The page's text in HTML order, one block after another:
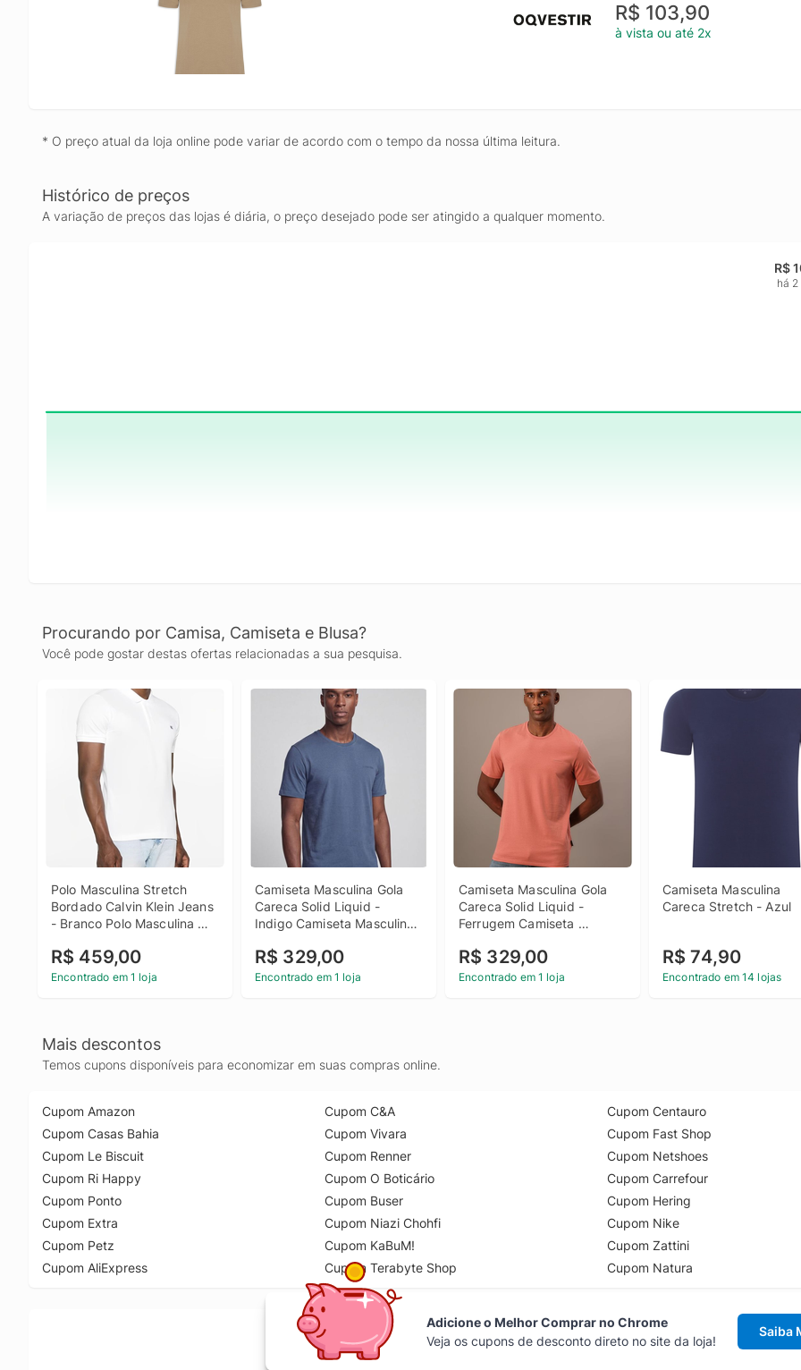
R$ 103,90
à vista ou até 2x
* O preço atual da loja online pode variar de acordo com o tempo da nossa última leitura.
Histórico de preços
A variação de preços das lojas é diária, o preço desejado pode ser atingido a qualquer momento.
R$
há 2
Procurando por Camisa, Camiseta e Blusa?
Você pode gostar destas ofertas relacionadas a sua pesquisa.
Polo Masculina Stretch
Bordado Calvin Klein Jeans
- Branco Polo Masculina
Klein Jeans Branco Ggg
R$ 459,00
Encontrado em 1 loja
Camiseta Masculina Gola
Careca Solid Liquid -
Indigo Camiseta Masculina
Indigo m
R$ 329,00
Encontrado em 1 loja
Camiseta Masculina Gola
Careca Solid Liquid -
Ferrugem Camiseta
Solid Liquid Ferrugem p
R$ 329,00
Encontrado em 1 loja
Camiseta Masculina
Careca Stretch - Azul
R$ 74,90
Encontrado em 14 lojas
Mais descontos
Temos cupons disponíveis para economizar em suas compras online.
Cupom Amazon
Cupom Casas Bahia
Cupom Le Biscuit
Cupom Ri Happy
Cupom Ponto
Cupom Extra
Cupom Petz
Cupom AliExpress
Cupom C&A
Cupom Vivara
Cupom Renner
Cupom O Boticário
Cupom Buser
Cupom Niazi Chohfi
Cupom KaBuM!
Cupom Terabyte Shop
Cupom Centauro
Cupom Fast Shop
Cupom Netshoes
Cupom Carrefour
Cupom Hering
Cupom Nike
Cupom Zattini
Cupom Natura
Adicione o Melhor Comprar no Chrome
Veja os cupons de desconto direto no site da loja!
Saiba